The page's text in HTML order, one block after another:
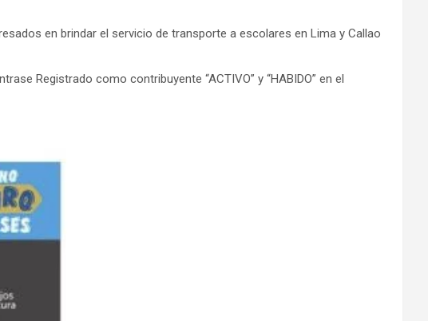
en brindar el servicio de transporte a escolares en Lima y Callao
Registrado como contribuyente “ACTIVO” y “HABIDO” en el